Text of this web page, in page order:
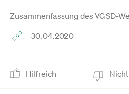
Zusammenfassung des VGSD-
30.04.2020
Hilfreich